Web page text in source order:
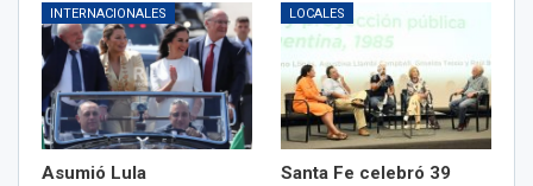
INTERNACIONALES
Asumió Lula
LOCALES
Santa Fe celebró 39